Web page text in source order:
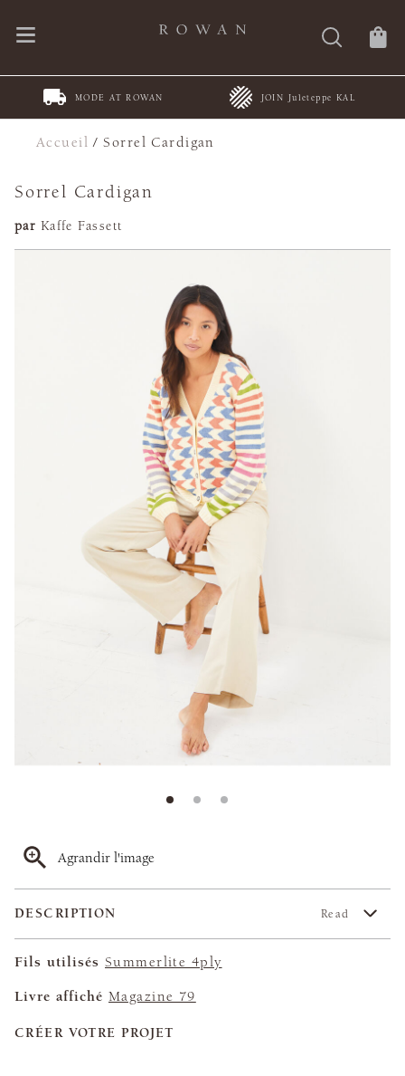
MODE AT ROWAN JOIN Juleteppe KAL
Accueil /Sorrel Cardigan
Sorrel Cardigan
par Kaffe Fassett
Agrandir l'image
DESCRIPTION Read
Fils utilisés Summerlite 4ply
Livre affiché Magazine 79
CRÉER VOTRE PROJET